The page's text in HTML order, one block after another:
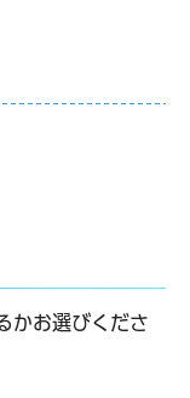
かお選びくださ